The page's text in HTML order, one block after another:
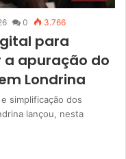
0 3.766
para
apuração do
Londrina
simplificação dos
lançou, nesta